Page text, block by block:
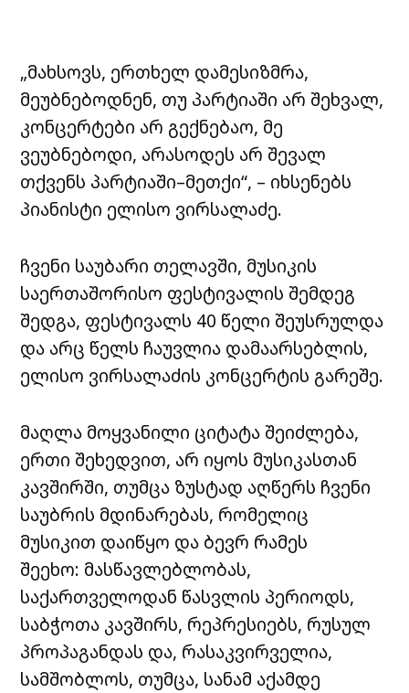
„მახსოვს, ერთხელ დამესიზმრა,
მეუბნებოდნენ, თუ პარტიაში არ შეხვალ,
კონცერტები არ გექნებაო, მე
ვეუბნებოდი, არასოდეს არ შევალ
თქვენს პარტიაში–მეთქი“, – იხსენებს
პიანისტი ელისო ვირსალაძე.
ჩვენი საუბარი თელავში, მუსიკის
საერთაშორისო ფესტივალის შემდეგ
შედგა, ფესტივალს 40 წელი შეუსრულდა
და არც წელს ჩაუვლია დამაარსებლის,
ელისო ვირსალაძის კონცერტის გარეშე.
მაღლა მოყვანილი ციტატა შეიძლება,
ერთი შეხედვით, არ იყოს მუსიკასთან
კავშირში, თუმცა ზუსტად აღწერს ჩვენი
საუბრის მდინარებას, რომელიც
მუსიკით დაიწყო და ბევრ რამეს
შეეხო: მასწავლებლობას,
საქართველოდან წასვლის პერიოდს,
საბჭოთა კავშირს, რეპრესიებს, რუსულ
პროპაგანდას და, რასაკვირველია,
სამშობლოს, თუმცა, სანამ აქამდე